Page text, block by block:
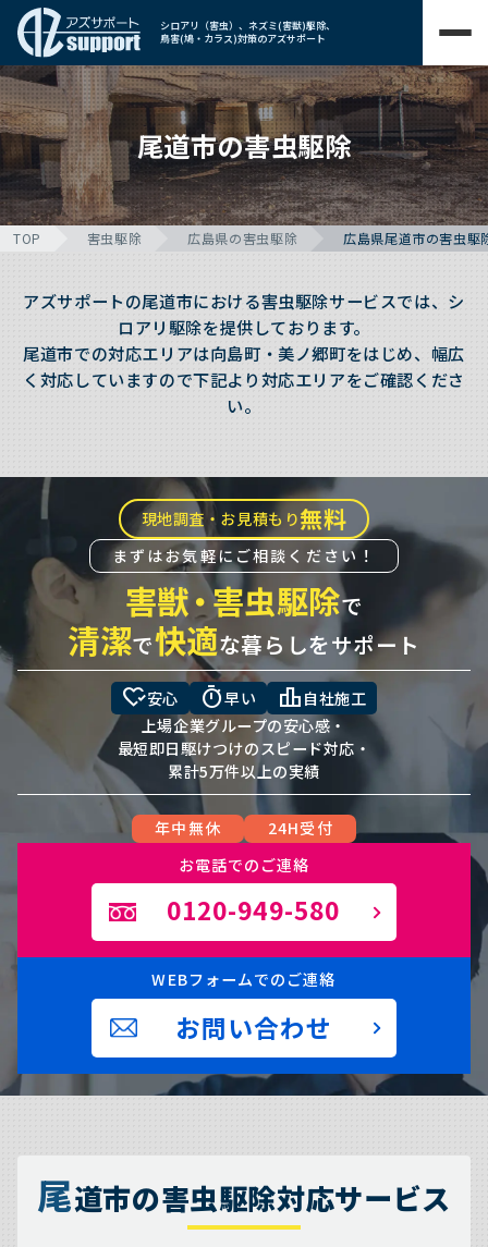
シロアリ（害虫）、ネズミ(害獣)駆除、
鳥害(鳩・カラス)対策のアズサポート
尾道市の害虫駆除
TOP 害虫駆除 広島県の害虫駆除 広島県尾道市の害虫駆
アズサポートの尾道市における害虫駆除サービスでは、シ
ロアリ駆除を提供しております。
尾道市での対応エリアは向島町・美ノ郷町をはじめ、幅広
く対応していますので下記より対応エリアをご確認くださ
い。
現地調査・お見積もり無料
まずはお気軽にご相談ください！
害獣・害虫駆除で
清潔で快適な暮らしをサポート
heart_check安心 timer早い leaderboard 自社施工
上場企業グループの安心感・
最短即日駆けつけのスピード対応・
累計5万件以上の実績
年中無休
24H受付
お電話でのご連絡
0120-949-580
WEBフォームでのご連絡
お問い合わせ
尾道市の害虫駆除対応サービス